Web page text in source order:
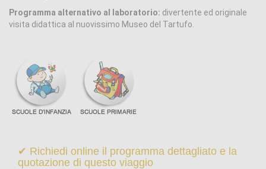
Programma alternativo al laboratorio: divertente ed originale
visita didattica al nuovissimo Museo del Tartufo.
✔ Richiedi online il programma dettagliato e la
quotazione di questo viaggio